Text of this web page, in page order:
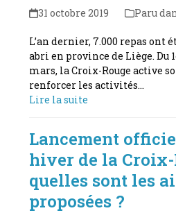
31 octobre 2019 Paru
L’an dernier, 7.000 repas ont
abri en province de Liège. Du
mars, la Croix-Rouge active
renforcer les activités…
Lire la suite
Lancement
hiver de la Croix-
quelles sont les
proposées ?